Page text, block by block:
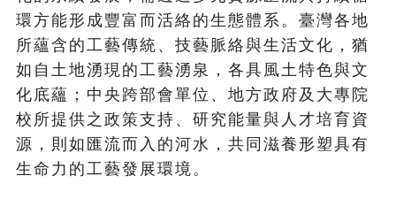
環方能形成豐富而活絡的生態體系。臺灣各地
所蘊含的工藝傳統、技藝脈絡與生活文化，猶
如自土地湧現的工藝湧泉，各具風土特色與文
化底蘊；中央跨部會單位、地方政府及大專院
校所提供之政策支持、研究能量與人才培育資
源，則如匯流而入的河水，共同滋養形塑具有
生命力的工藝發展環境。